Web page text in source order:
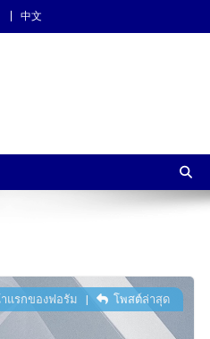
中文
มการเรียนรู้
แรกของฟอรัม | โพสต์ล่าสุด